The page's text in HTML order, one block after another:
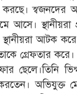
করছে। স্বজনদের
আসে।
আটক
গ্রেফতার
ছেলে।তিনি
করতেন।